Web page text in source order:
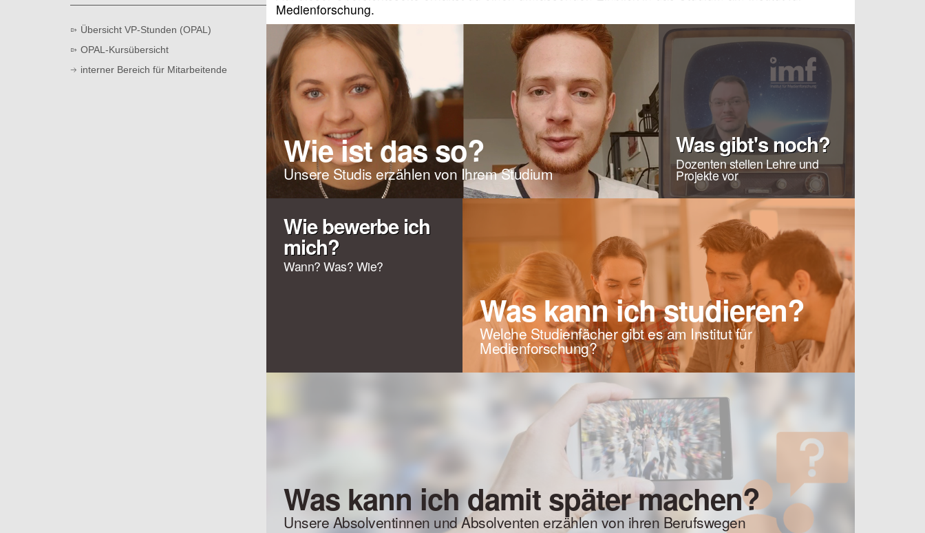
Übersicht VP-Stunden (OPAL)
OPAL-Kursübersicht
interner Bereich für Mitarbeitende
Medienforschung.
Wie ist das so?
Unsere Studis erzählen von Ihrem Studium
Was gibt's noch?
Dozenten stellen Lehre und
Projekte vor
Wie bewerbe ich
mich?
Wann? Was? Wie?
Was kann ich studieren?
Welche Studienfächer gibt es am Institut für
Medienforschung?
Was kann ich damit später machen?
Unsere Absolventinnen und Absolventen erzählen von ihren Berufswegen